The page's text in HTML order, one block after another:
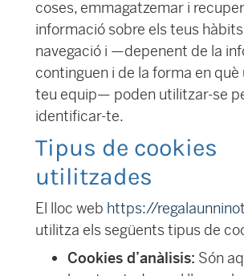
coses, emmagatzemar i
informació sobre els teus
navegació i —depenent de la
continguen i de la forma en què
teu equip— poden utilitzar-se
identificar-te.
Tipus de cookies
utilitzades
El lloc web https://
utilitza els següents tipus de
Cookies d’anàlisis: Són